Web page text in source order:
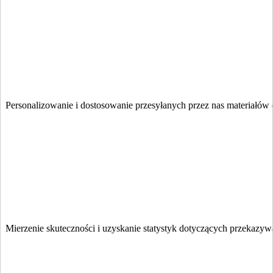
Personalizowanie i dostosowanie przesyłanych przez nas
Mierzenie skuteczności i uzyskanie statystyk dotyczących